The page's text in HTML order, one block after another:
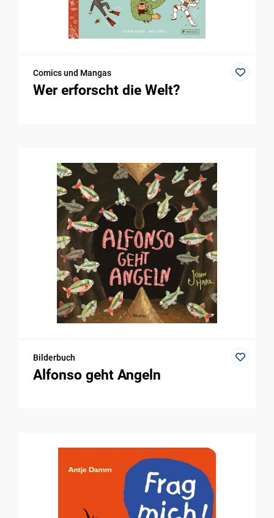
Comics und Mangas
Wer erforscht die Welt?
Bilderbuch
Alfonso geht Angeln